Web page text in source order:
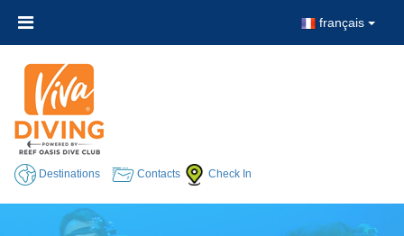
français
Destinations Contacts Check In